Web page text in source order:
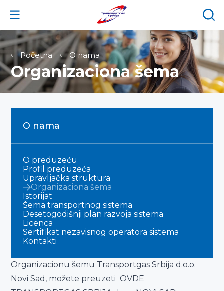
Početna O nama
Organizaciona šema
O nama
O preduzeću
Profil preduzeća
Upravljačka struktura
Organizaciona šema
Istorijat
Šema transportnog sistema
Desetogodišnji plan razvoja sistema
Licenca
Sertifikat nezavisnog operatora sistema
Kontakti
Organizacionu šemu Transportgas Srbija d.o.o.
Novi Sad, možete preuzetiOVDE